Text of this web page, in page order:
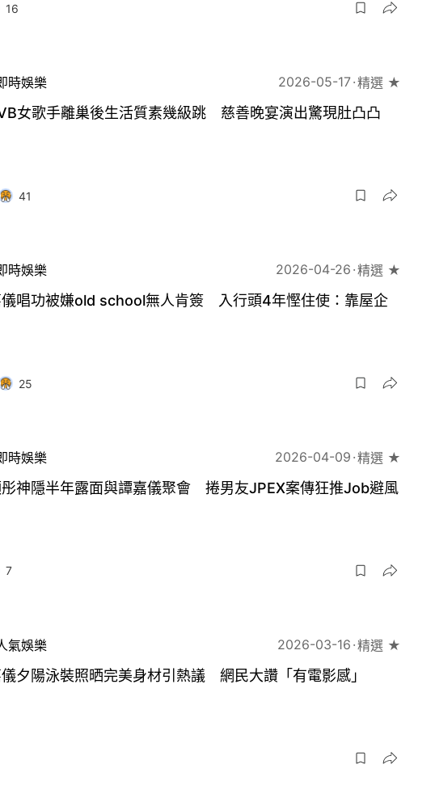
16
時娛樂 2026-05-17 精選 ★
女歌手離巢後生活質素幾級跳 慈善晚宴演出驚現肚凸凸
41
時娛樂 2026-04-26 精選 ★
唱功被嫌old school無人肯簽 入行頭4年慳住使：靠屋企
25
時娛樂 2026-04-09 精選 ★
神隱半年露面與譚嘉儀聚會 捲男友JPEX案傳狂推Job避風
7
氣娛樂 2026-03-16 精選 ★
夕陽泳裝照晒完美身材引熱議 網民大讚「有電影感」